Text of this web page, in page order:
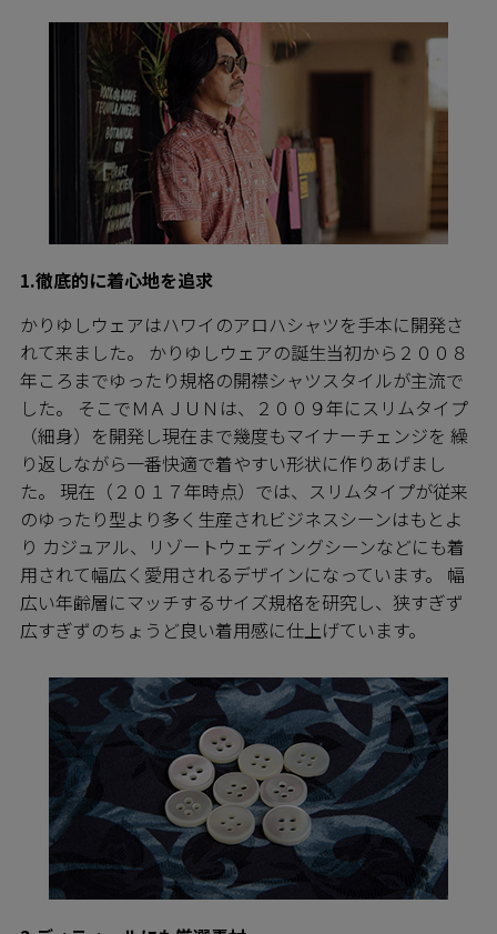
1.徹底的に着心地を追求
かりゆしウェアはハワイのアロハシャツを手本に開発さ
れて来ました。 かりゆしウェアの誕生当初から２００８
年ころまでゆったり規格の開襟シャツスタイルが主流で
した。 そこでＭＡＪＵＮは、２００９年にスリムタイプ
（細身）を開発し現在まで幾度もマイナーチェンジを 繰
り返しながら一番快適で着やすい形状に作りあげまし
た。 現在（２０１７年時点）では、スリムタイプが従来
のゆったり型より多く生産されビジネスシーンはもとよ
り カジュアル、リゾートウェディングシーンなどにも着
用されて幅広く愛用されるデザインになっています。 幅
広い年齢層にマッチするサイズ規格を研究し、狭すぎず
広すぎずのちょうど良い着用感に仕上げています。